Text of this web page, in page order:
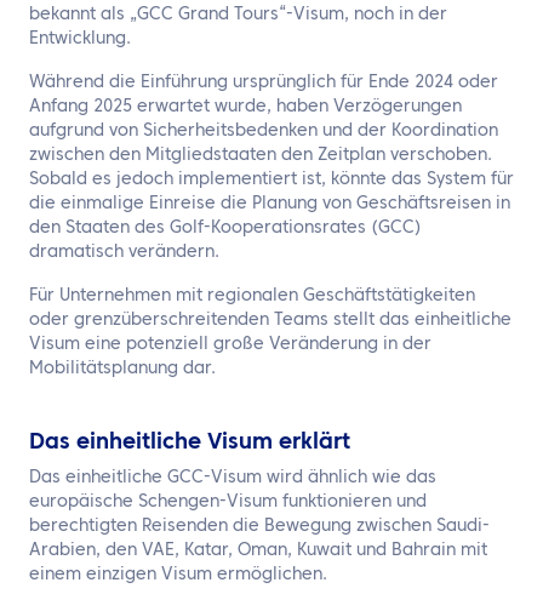
bekannt als „GCC Grand Tours“-Visum, noch in der
Entwicklung.
Während die Einführung ursprünglich für Ende 2024 oder
Anfang 2025 erwartet wurde, haben Verzögerungen
aufgrund von Sicherheitsbedenken und der Koordination
zwischen den Mitgliedstaaten den Zeitplan verschoben.
Sobald es jedoch implementiert ist, könnte das System für
die einmalige Einreise die Planung von Geschäftsreisen in
den Staaten des Golf-Kooperationsrates (GCC)
dramatisch verändern.
Für Unternehmen mit regionalen Geschäftstätigkeiten
oder grenzüberschreitenden Teams stellt das einheitliche
Visum eine potenziell große Veränderung in der
Mobilitätsplanung dar.
Das einheitliche Visum erklärt
Das einheitliche GCC-Visum wird ähnlich wie das
europäische Schengen-Visum funktionieren und
berechtigten Reisenden die Bewegung zwischen Saudi-
Arabien, den VAE, Katar, Oman, Kuwait und Bahrain mit
einem einzigen Visum ermöglichen.